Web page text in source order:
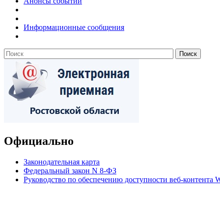
Информационные сообщения
Официально
Законодательная карта
Федеральный закон N 8-ФЗ
Руководство по обеспечению доступности веб-контента